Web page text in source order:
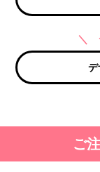
＼
デ
ご